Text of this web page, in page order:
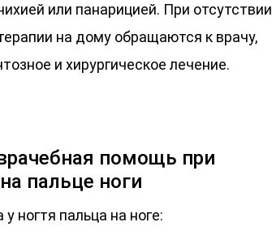
или панарицией. При отсутствии
на дому обращаются к врачу,
и хирургическое лечение.
помощь при
пальце ноги
ногтя пальца на ноге: